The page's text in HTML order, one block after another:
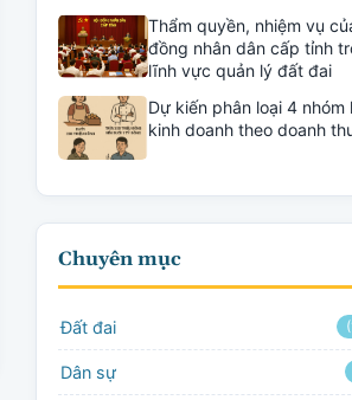
Thẩm quyền, nhiệm vụ
đồng nhân dân cấp tỉnh
lĩnh vực quản lý đất đai
Dự kiến phân loại 4 nhóm
kinh doanh theo doanh
Chuyên mục
Đất đai
Dân sự